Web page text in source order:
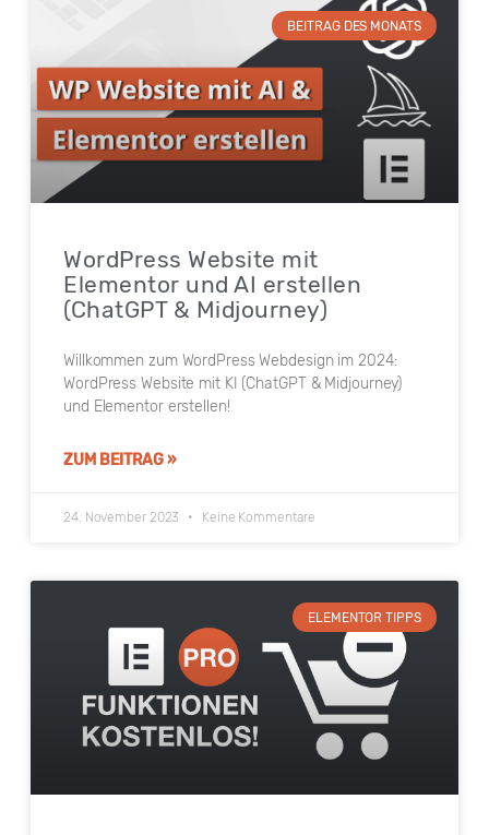
BEITRAG DES MONATS
WordPress Website mit
Elementor und AI erstellen
(ChatGPT & Midjourney)
Willkommen zum WordPress Webdesign im 2024:
WordPress Website mit KI (ChatGPT & Midjourney)
und Elementor erstellen!
ZUM BEITRAG »
24. November 2023 Keine Kommentare
ELEMENTOR TIPPS